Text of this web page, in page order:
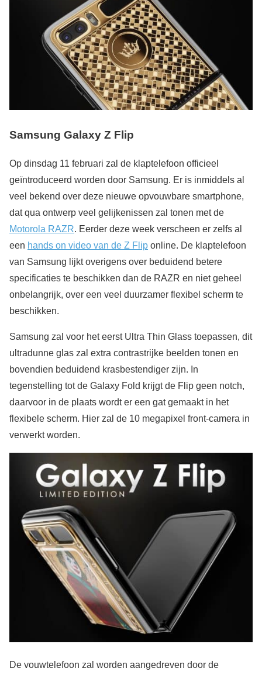
Samsung Galaxy Z Flip
Op dinsdag 11 februari zal de klaptelefoon officieel
geïntroduceerd worden door Samsung. Er is inmiddels al
veel bekend over deze nieuwe opvouwbare smartphone,
dat qua ontwerp veel gelijkenissen zal tonen met de
Motorola RAZR. Eerder deze week verscheen er zelfs al
een hands on video van de Z Flip online. De klaptelefoon
van Samsung lijkt overigens over beduidend betere
specificaties te beschikken dan de RAZR en niet geheel
onbelangrijk, over een veel duurzamer flexibel scherm te
beschikken.
Samsung zal voor het eerst Ultra Thin Glass toepassen, dit
ultradunne glas zal extra contrastrijke beelden tonen en
bovendien beduidend krasbestendiger zijn. In
tegenstelling tot de Galaxy Fold krijgt de Flip geen notch,
daarvoor in de plaats wordt er een gat gemaakt in het
flexibele scherm. Hier zal de 10 megapixel front-camera in
verwerkt worden.
De vouwtelefoon zal worden aangedreven door de